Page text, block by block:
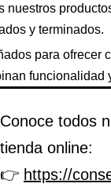
nuestros
y terminados.
para ofrecer
funcionalidad
Conoce todos
tienda online:
👉 https://